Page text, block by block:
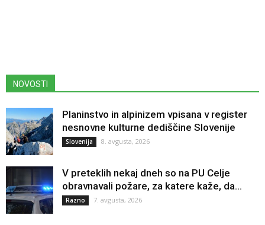
NOVOSTI
Planinstvo in alpinizem vpisana v register
nesnovne kulturne dediščine Slovenije
Slovenija 8. avgusta, 2026
V preteklih nekaj dneh so na PU Celje
obravnavali požare, za katere kaže, da...
Razno 7. avgusta, 2026